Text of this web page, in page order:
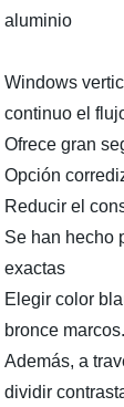
aluminio
Windows
continuo el
Ofrece gran
Opción
Reducir el
Se han hecho
exactas
Elegir color
bronce marcos.
Además, a
dividir